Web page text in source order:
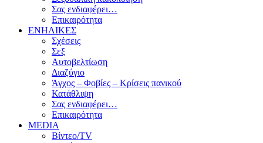
Σας ενδιαφέρει…
Επικαιρότητα
ΕΝΗΛΙΚΕΣ
Σχέσεις
Σεξ
Αυτοβελτίωση
Διαζύγιο
Άγχος – Φοβίες – Κρίσεις πανικού
Κατάθλιψη
Σας ενδιαφέρει…
Επικαιρότητα
MEDIA
Βίντεο/TV